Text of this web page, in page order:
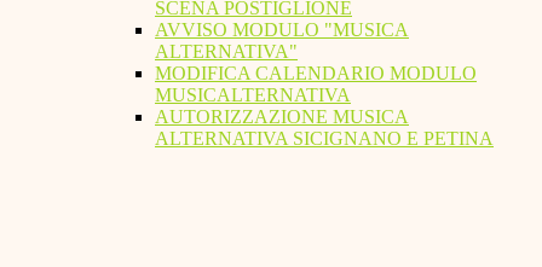
SCENA POSTIGLIONE
AVVISO MODULO "MUSICA
ALTERNATIVA"
MODIFICA CALENDARIO MODULO
MUSICALTERNATIVA
AUTORIZZAZIONE MUSICA
ALTERNATIVA SICIGNANO E PETINA